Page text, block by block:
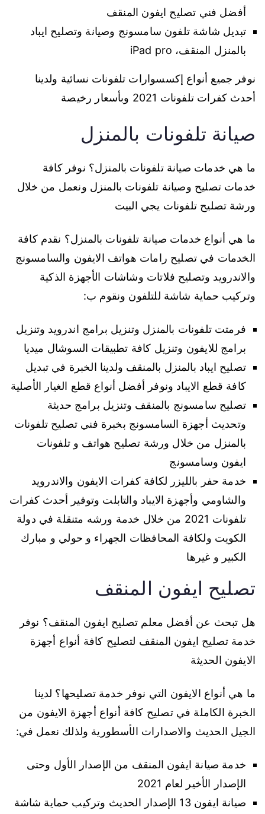
أفضل فني تصليح ايفون المنقف
تبديل شاشة تلفون سامسونج وصيانة وتصليح ايباد
بالمنزل المنقف، iPad pro
نوفر جميع أنواع إكسسوارات تلفونات نسائية ولدينا
أحدث كفرات تلفونات 2021 وبأسعار رخيصة
صيانة تلفونات بالمنزل
ما هي خدمات صيانة تلفونات بالمنزل؟ نوفر كافة
خدمات تصليح وصيانة تلفونات بالمنزل ونعمل من خلال
ورشة تصليح تلفونات يجي البيت
ما هي أنواع خدمات صيانة تلفونات بالمنزل؟ نقدم كافة
الخدمات في تصليح رامات هواتف الايفون والسامسونج
والاندرويد وتصليح فلاتات وشاشات الأجهزة الذكية
وتركيب حماية شاشة للتلفون ونقوم ب:
فرمتت تلفونات بالمنزل وتنزيل برامج اندرويد وتنزيل
برامج للايفون وتنزيل كافة تطبيقات السوشال ميديا
تصليح ايباد بالمنزل بالمنقف ولدينا الخبرة في تبديل
كافة قطع الايباد ونوفر أفضل أنواع قطع الغيار الأصلية
تصليح سامسونج بالمنقف وتنزيل برامج حديثة
وتحديث أجهزة السامسونج بخبرة فني تصليح تلفونات
بالمنزل من خلال ورشة تصليح هواتف و تلفونات
ايفون وسامسونج
خدمة حفر بالليزر لكافة كفرات الايفون والاندرويد
والشاومي وأجهزة الايباد والتابلت وتوفير أحدث كفرات
تلفونات 2021 من خلال خدمة ورشه متنقلة في دولة
الكويت ولكافة المحافظات الجهراء و حولي و مبارك
الكبير و غيرها
تصليح ايفون المنقف
هل تبحث عن أفضل معلم تصليح ايفون المنقف؟ نوفر
خدمة تصليح ايفون المنقف لتصليح كافة أنواع أجهزة
الايفون الحديثة
ما هي أنواع الايفون التي نوفر خدمة تصليحها؟ لدينا
الخبرة الكاملة في تصليح كافة أنواع أجهزة الايفون من
الجيل الحديث والاصدارات الأسطورية ولذلك نعمل في:
خدمة صيانة ايفون المنقف من الإصدار الأول وحتى
الإصدار الأخير لعام 2021
صيانة ايفون 13 الإصدار الحديث وتركيب حماية شاشة